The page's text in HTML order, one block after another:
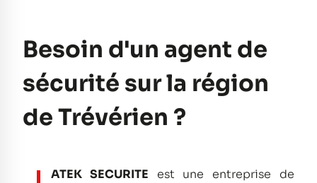
Besoin d'un agent de
sécurité sur la région
de Trévérien ?
ATEK SECURITE est une entreprise de